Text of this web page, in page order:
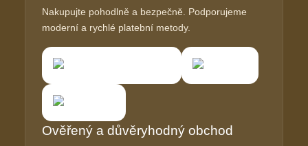
Nakupujte pohodlně a bezpečně. Podporujeme
moderní a rychlé platební metody.
Ověřený a důvěryhodný obchod